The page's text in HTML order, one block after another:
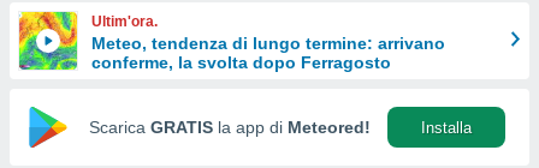
Web
Ultim'ora.
Meteo, tendenza di lungo termine: arrivano
conferme, la svolta dopo Ferragosto
Scarica GRATIS la app di Meteored! Installa